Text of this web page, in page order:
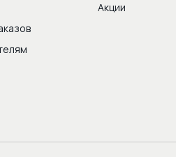
Акции